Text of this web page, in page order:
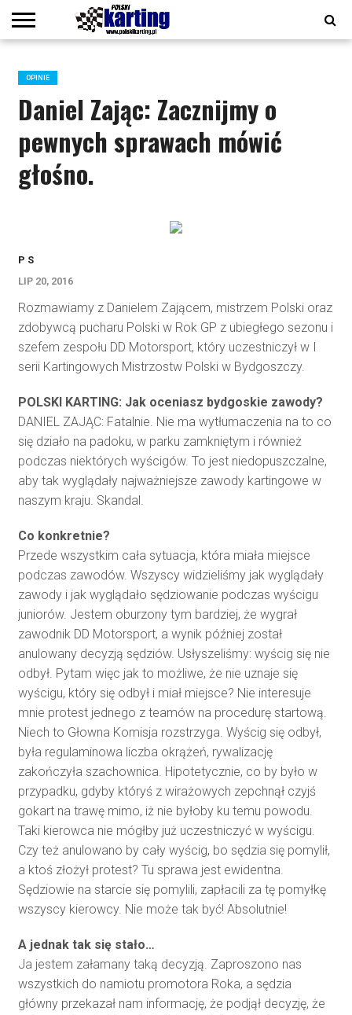
KALENDARZ
2026
KARTING
CAFE
LIVE
PODCAST
POLITYKA
PRYWATNOŚCI
POLSKI
KARTING
#44
POLSKI
KARTING
#45
POLSKI
KARTING
#46
POLSKI
KARTING
#47
POLSKI
KARTING
#48
PRENUMERATA
REDAKCJA
REGULAMINY
START
TORY
WSPARCIE
WYDANIE
CYFROWE
WYDAWNICTWA
WYNIKI
ZAWODNICY
OPINIE
Daniel Zając: Zacznijmy o
pewnych sprawach mówić
głośno.
P S
LIP 20, 2016
Rozmawiamy z Danielem Zającem, mistrzem Polski oraz
zdobywcą pucharu Polski w Rok GP z ubiegłego sezonu i
szefem zespołu DD Motorsport, który uczestniczył w I
serii Kartingowych Mistrzostw Polski w Bydgoszczy.
POLSKI KARTING: Jak oceniasz bydgoskie zawody?
DANIEL ZAJĄC: Fatalnie. Nie ma wytłumaczenia na to co
się działo na padoku, w parku zamkniętym i również
podczas niektórych wyścigów. To jest niedopuszczalne,
aby tak wyglądały najważniejsze zawody kartingowe w
naszym kraju. Skandal.
Co konkretnie?
Przede wszystkim cała sytuacja, która miała miejsce
podczas zawodów. Wszyscy widzieliśmy jak wyglądały
zawody i jak wyglądało sędziowanie podczas wyścigu
juniorów. Jestem oburzony tym bardziej, że wygrał
zawodnik DD Motorsport, a wynik później został
anulowany decyzją sędziów. Usłyszeliśmy: wyścig się nie
odbył. Pytam więc jak to możliwe, że nie uznaje się
wyścigu, który się odbył i miał miejsce? Nie interesuje
mnie protest jednego z teamów na procedurę startową.
Niech to Głowna Komisja rozstrzyga. Wyścig się odbył,
była regulaminowa liczba okrążeń, rywalizację
zakończyła szachownica. Hipotetycznie, co by było w
przypadku, gdyby któryś z wirażowych zepchnął czyjś
gokart na trawę mimo, iż nie byłoby ku temu powodu.
Taki kierowca nie mógłby już uczestniczyć w wyścigu.
Czy też anulowano by cały wyścig, bo sędzia się pomylił,
a ktoś złożył protest? Tu sprawa jest ewidentna.
Sędziowie na starcie się pomylili, zapłacili za tę pomyłkę
wszyscy kierowcy. Nie może tak być! Absolutnie!
A jednak tak się stało…
Ja jestem załamany taką decyzją. Zaproszono nas
wszystkich do namiotu promotora Roka, a sędzia
główny przekazał nam informację, że podjął decyzję, że